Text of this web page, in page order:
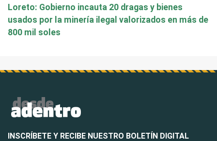
Loreto: Gobierno incauta 20 dragas y bienes
usados por la minería ilegal valorizados en más de
800 mil soles
INSCRÍBETE Y RECIBE NUESTRO BOLETÍN DIGITAL